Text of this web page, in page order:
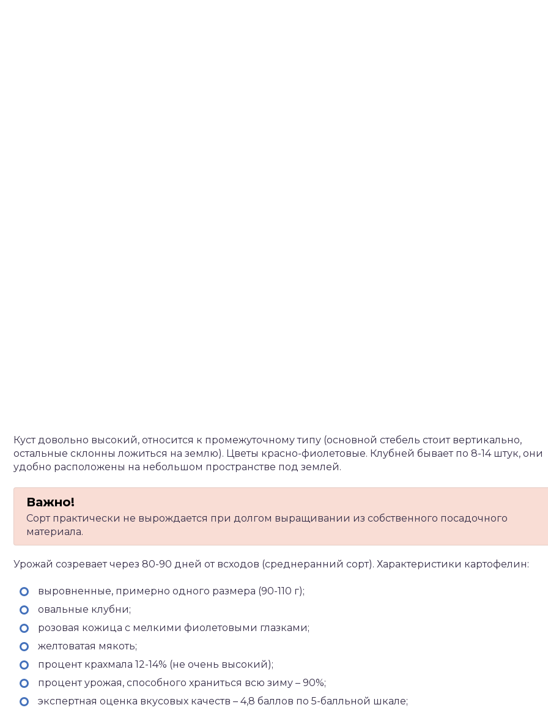
Куст довольно высокий, относится к промежуточному типу (основной стебель стоит вертикально,
остальные склонны ложиться на землю). Цветы красно-фиолетовые. Клубней бывает по 8-14 штук, они
удобно расположены на небольшом пространстве под землей.
Сорт практически не вырождается при долгом выращивании из собственного посадочного
материала.
Урожай созревает через 80-90 дней от всходов (среднеранний сорт). Характеристики картофелин:
выровненные, примерно одного размера (90-110 г);
овальные клубни;
розовая кожица с мелкими фиолетовыми глазками;
желтоватая мякоть;
процент крахмала 12-14% (не очень высокий);
процент урожая, способного храниться всю зиму – 90%;
экспертная оценка вкусовых качеств – 4,8 баллов по 5-балльной шкале;